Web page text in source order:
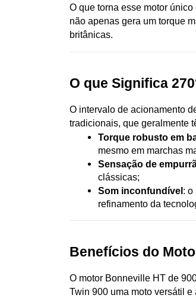
O que torna esse motor
não apenas gera um torque
britânicas.
O que Significa
O intervalo de acionamento
tradicionais, que geralmente
Torque robusto em
mesmo em marchas
Sensação de
clássicas;
Som inconfundível : o
refinamento da
Benefícios do
O motor Bonneville HT de
Twin 900 uma moto versátil e